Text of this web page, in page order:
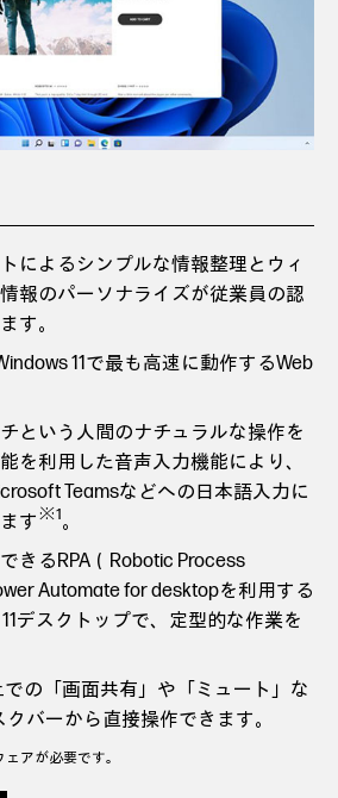
によるシンプルな情報整理とウィ
報のパーソナライズが従業員の認
す。
11で最も高速に動作するWeb
という人間のナチュラルな操作を
を利用した音声入力機能により、
Teamsなどへの日本語入力に
す※1。
きるRPA（Robotic Process
Automate for desktopを利用する
デスクトップで、定型的な作業を
の「画面共有」や「ミュート」な
バーから直接操作できます。
アが必要です。